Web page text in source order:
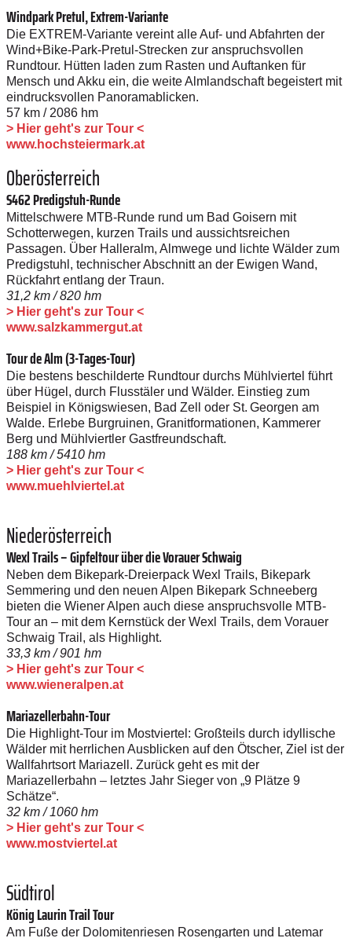
Windpark Pretul, Extrem-Variante
Die EXTREM-Variante vereint alle Auf- und Abfahrten der
Wind+Bike-Park-Pretul-Strecken zur anspruchsvollen
Rundtour. Hütten laden zum Rasten und Auftanken für
Mensch und Akku ein, die weite Almlandschaft begeistert mit
eindrucksvollen Panoramablicken.
57 km / 2086 hm
> Hier geht's zur Tour <
www.hochsteiermark.at
Oberösterreich
S462 Predigstuh-Runde
Mittelschwere MTB-Runde rund um Bad Goisern mit
Schotterwegen, kurzen Trails und aussichtsreichen
Passagen. Über Halleralm, Almwege und lichte Wälder zum
Predigstuhl, technischer Abschnitt an der Ewigen Wand,
Rückfahrt entlang der Traun.
31,2 km / 820 hm
> Hier geht's zur Tour <
www.salzkammergut.at
Tour de Alm (3-Tages-Tour)
Die bestens beschilderte Rundtour durchs Mühlviertel führt
über Hügel, durch Flusstäler und Wälder. Einstieg zum
Beispiel in Königswiesen, Bad Zell oder St. Georgen am
Walde. Erlebe Burgruinen, Granitformationen, Kammerer
Berg und Mühlviertler Gastfreundschaft.
188 km / 5410 hm
> Hier geht's zur Tour <
www.muehlviertel.at
Niederösterreich
Wexl Trails – Gipfeltour über die Vorauer Schwaig
Neben dem Bikepark-Dreierpack Wexl Trails, Bikepark
Semmering und den neuen Alpen Bikepark Schneeberg
bieten die Wiener Alpen auch diese anspruchsvolle MTB-
Tour an – mit dem Kernstück der Wexl Trails, dem Vorauer
Schwaig Trail, als Highlight.
33,3 km / 901 hm
> Hier geht's zur Tour <
www.wieneralpen.at
Mariazellerbahn-Tour
Die Highlight-Tour im Mostviertel: Großteils durch idyllische
Wälder mit herrlichen Ausblicken auf den Ötscher, Ziel ist der
Wallfahrtsort Mariazell. Zurück geht es mit der
Mariazellerbahn – letztes Jahr Sieger von „9 Plätze 9
Schätze“.
32 km / 1060 hm
> Hier geht's zur Tour <
www.mostviertel.at
Südtirol
König Laurin Trail Tour
Am Fuße der Dolomitenriesen Rosengarten und Latemar